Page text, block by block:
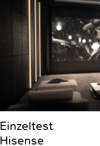
Einzeltest
Hisense